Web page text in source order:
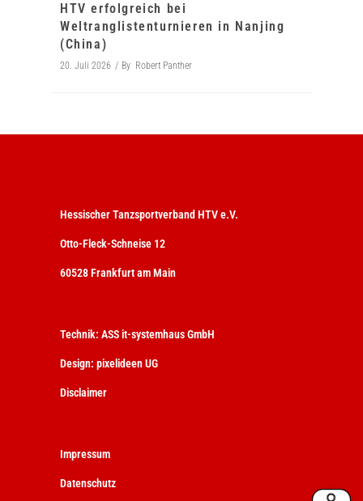
HTV erfolgreich bei
Weltranglistenturnieren in Nanjing
(China)
20. Juli 2026 By Robert Panther
Hessischer Tanzsportverband HTV e.V.
Otto-Fleck-Schneise 12
60528 Frankfurt am Main
Technik: ASS it-systemhaus GmbH
Design: pixelideen UG
Disclaimer
Impressum
Datenschutz